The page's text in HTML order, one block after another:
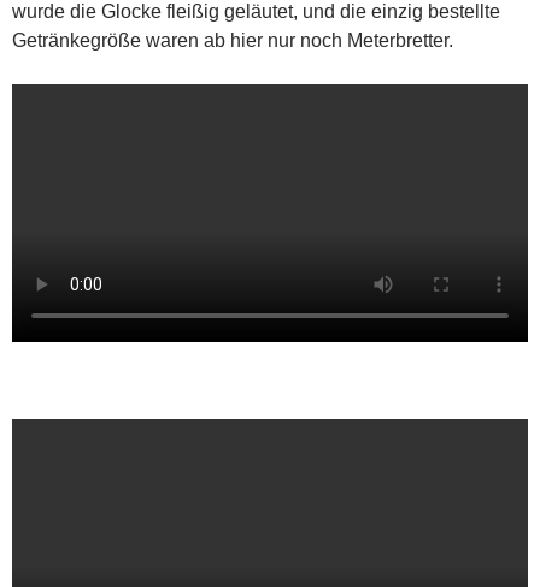
wurde die Glocke fleißig geläutet, und die einzig bestellte
Getränkegröße waren ab hier nur noch Meterbretter.